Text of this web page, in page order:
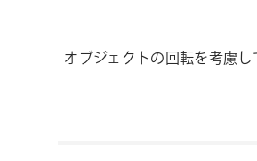
オブジェクトの回転を考慮